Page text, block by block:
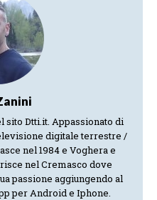
Dtti.it. Appassionato di
digitale terrestre /
nel 1984 e Voghera e
nel Cremasco dove
passione aggiungendo al
per Android e Iphone.